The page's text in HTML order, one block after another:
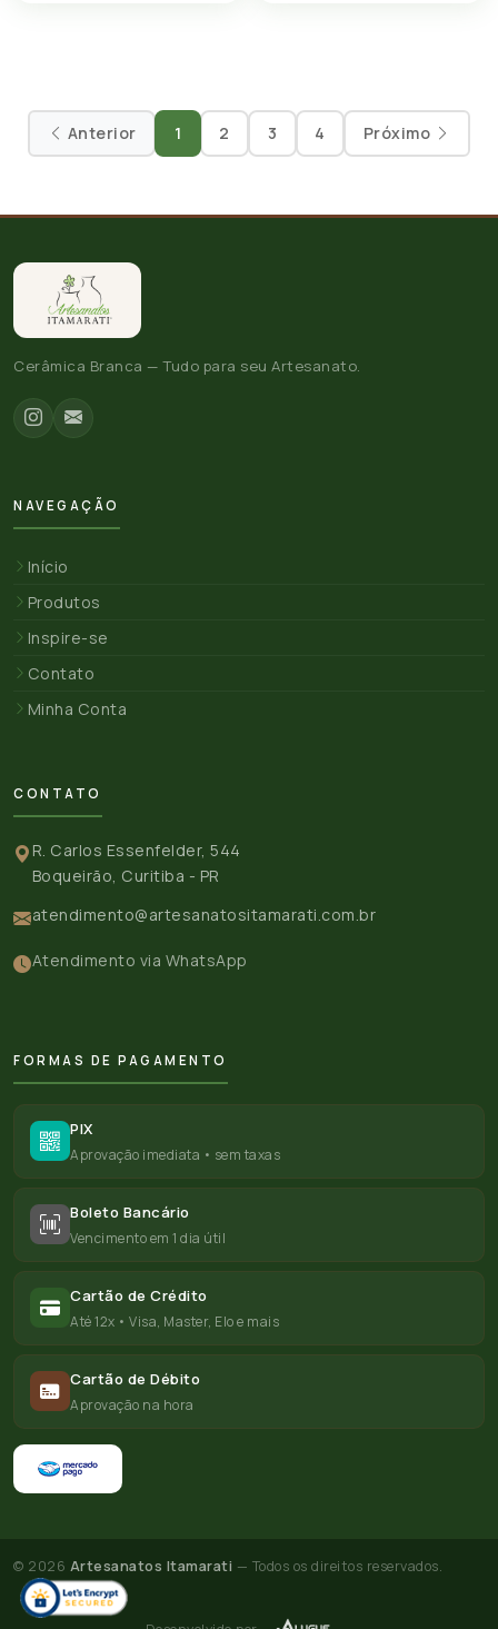
Anterior 1 2 3 4 Próximo
Cerâmica Branca — Tudo para seu Artesanato.
NAVEGAÇÃO
Início
Produtos
Inspire-se
Contato
Minha Conta
CONTATO
R. Carlos Essenfelder, 544
Boqueirão, Curitiba - PR
atendimento@artesanatositamarati.com.br
Atendimento via WhatsApp
FORMAS DE PAGAMENTO
PIX
Aprovação imediata • sem taxas
Boleto Bancário
Vencimento em 1 dia útil
Cartão de Crédito
Até 12x • Visa, Master, Elo e mais
Cartão de Débito
Aprovação na hora
© 2026 Artesanatos Itamarati — Todos os direitos reservados.